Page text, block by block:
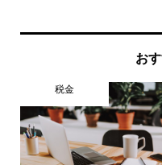
お
税金